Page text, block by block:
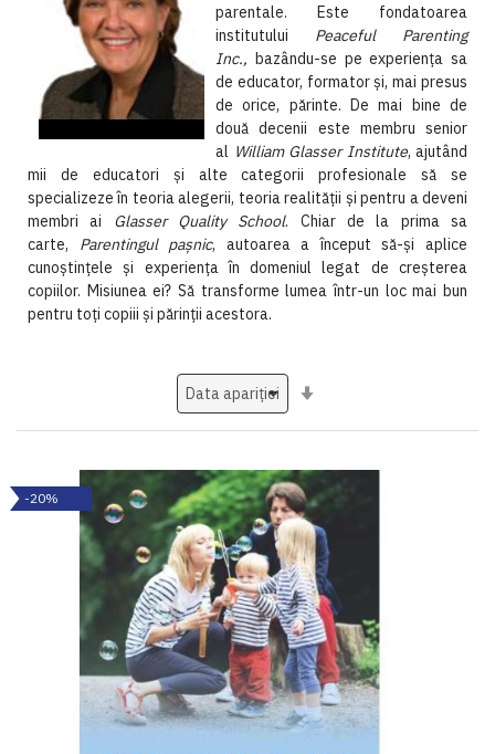
parentale. Este fondatoarea
institutului Peaceful Parenting
Inc., bazându-se pe experienţa sa
de educator, formator şi, mai presus
de orice, părinte. De mai bine de
două decenii este membru senior
al William Glasser Institute, ajutând
mii de educatori şi alte categorii profesionale să se
specializeze în teoria alegerii, teoria realităţii şi pentru a deveni
membri ai Glasser Quality School. Chiar de la prima sa
carte, Parentingul paşnic, autoarea a început să-şi aplice
cunoştinţele şi experienţa în domeniul legat de creşterea
copiilor. Misiunea ei? Să transforme lumea într-un loc mai bun
pentru toţi copiii şi părinţii acestora.
-20%